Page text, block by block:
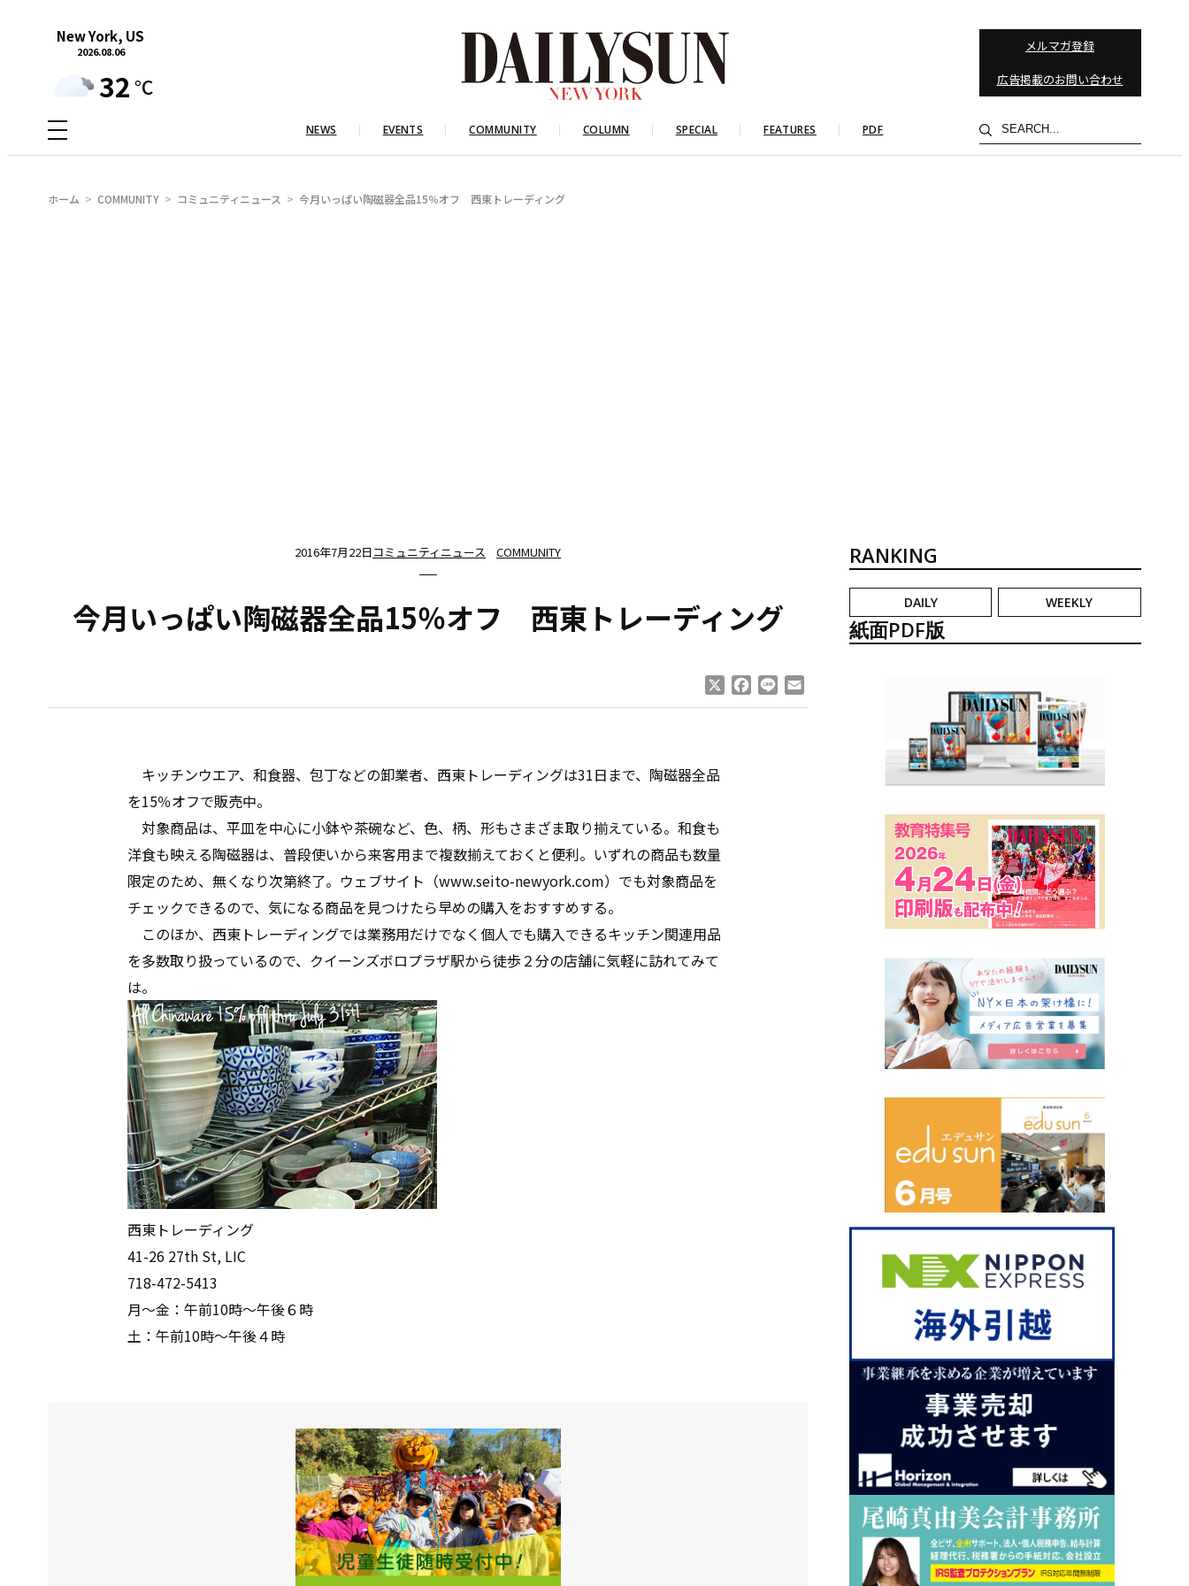
New York, US
2026.08.06
32 °C
メルマガ登録
広告掲載のお問い合わせ
NEWS EVENTS COMMUNITY COLUMN SPECIAL FEATURES PDF
検
索
ホーム COMMUNITY コミュニティニュース 今月いっぱい陶磁器全品15％オフ 西東トレーディング
2016年7月22日コミュニティニュース COMMUNITY
今月いっぱい陶磁器全品15％オフ 西東トレーディング
Facebook
Line
キッチンウエア、和食器、包丁などの卸業者、西東トレーディングは31日まで、陶磁器全品
を15％オフで販売中。
対象商品は、平皿を中心に小鉢や茶碗など、色、柄、形もさまざま取り揃えている。和食も
洋食も映える陶磁器は、普段使いから来客用まで複数揃えておくと便利。いずれの商品も数量
限定のため、無くなり次第終了。ウェブサイト（www.seito-newyork.com）でも対象商品を
チェックできるので、気になる商品を見つけたら早めの購入をおすすめする。
このほか、西東トレーディングでは業務用だけでなく個人でも購入できるキッチン関連用品
を多数取り扱っているので、クイーンズボロプラザ駅から徒歩２分の店舗に気軽に訪れてみて
は。
西東トレーディング
41-26 27th St, LIC
718-472-5413
月～金：午前10時～午後６時
土：午前10時～午後４時
RANKING
DAILY WEEKLY
紙面PDF版